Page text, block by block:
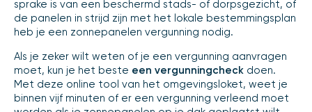
sprake is van een beschermd stads- of dorpsgezicht, of
de panelen in strijd zijn met het lokale bestemmingsplan
heb je een zonnepanelen vergunning nodig.
Als je zeker wilt weten of je een vergunning aanvragen
moet, kun je het beste een vergunningcheck doen.
Met deze online tool van het omgevingsloket, weet je
binnen vijf minuten of er een vergunning verleend moet